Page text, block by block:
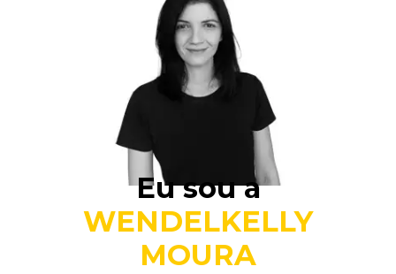
Eu sou a
WENDELKELLY
MOURA